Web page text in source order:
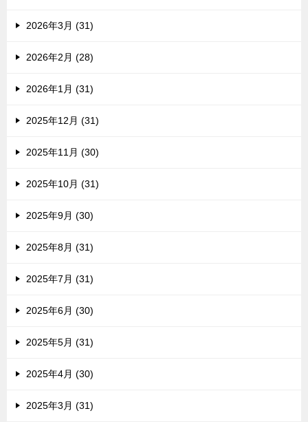
2026年3月 (31)
2026年2月 (28)
2026年1月 (31)
2025年12月 (31)
2025年11月 (30)
2025年10月 (31)
2025年9月 (30)
2025年8月 (31)
2025年7月 (31)
2025年6月 (30)
2025年5月 (31)
2025年4月 (30)
2025年3月 (31)